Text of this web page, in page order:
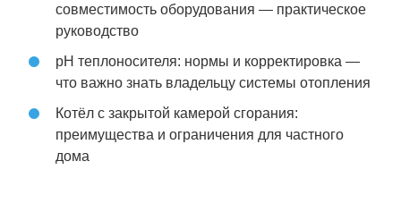
совместимость оборудования — практическое
руководство
pH теплоносителя: нормы и корректировка —
что важно знать владельцу системы отопления
Котёл с закрытой камерой сгорания:
преимущества и ограничения для частного
дома